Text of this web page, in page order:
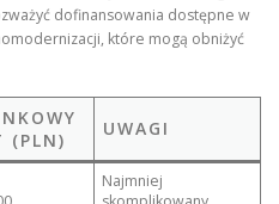
dofinansowania dostępne w
które mogą obniżyć
(PLN)
UWAGI
Najmniej